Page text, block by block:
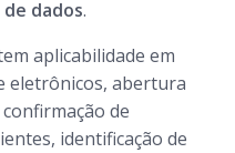
dados.
aplicabilidade em
eletrônicos, abertura
de
identificação de